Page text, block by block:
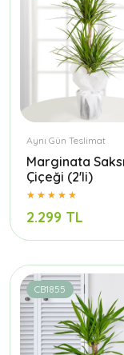
Aynı Gün Teslimat
Marginata Saksı
Çiçeği (2'li)
2.299 TL
CB1855